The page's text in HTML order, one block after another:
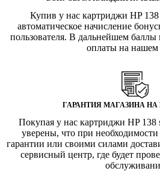
Купив у нас картриджи HP
автоматическое начисление
пользователя. В дальнейшем баллы
оплаты на нашем
ГАРАНТИЯ МАГАЗИНА НА
Покупая у нас картриджи HP 138
уверены, что при
гарантии или своими силами
сервисный центр, где будет